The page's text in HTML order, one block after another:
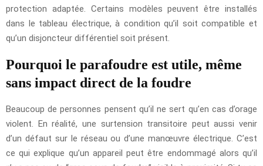
protection adaptée. Certains modèles peuvent être installés
dans le tableau électrique, à condition qu’il soit compatible et
qu’un disjoncteur différentiel soit présent.
Pourquoi le parafoudre est utile, même
sans impact direct de la foudre
Beaucoup de personnes pensent qu’il ne sert qu’en cas d’orage
violent. En réalité, une surtension transitoire peut aussi venir
d’un défaut sur le réseau ou d’une manœuvre électrique. C’est
ce qui explique qu’un appareil peut être endommagé alors qu’il